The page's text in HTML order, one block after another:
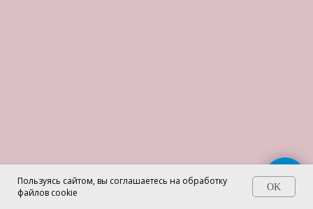
Алина Сафронова
Пользуясь сайтом, вы соглашаетесь на обработку
файлов cookie
OK